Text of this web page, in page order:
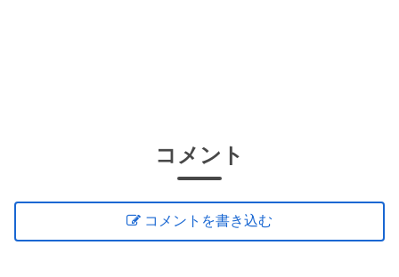
コメント
コメントを書き込む